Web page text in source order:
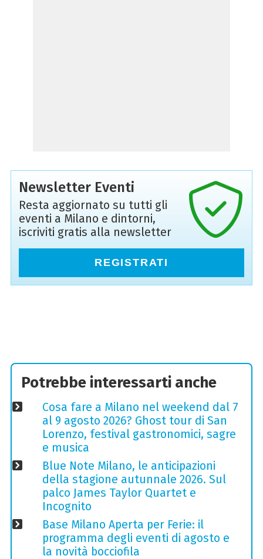
Newsletter Eventi
Resta aggiornato su tutti gli
eventi a Milano e dintorni,
iscriviti gratis alla newsletter
REGISTRATI
Potrebbe interessarti anche
Cosa fare a Milano nel weekend dal 7
al 9 agosto 2026? Ghost tour di San
Lorenzo, festival gastronomici, sagre
e musica
Blue Note Milano, le anticipazioni
della stagione autunnale 2026. Sul
palco James Taylor Quartet e
Incognito
Base Milano Aperta per Ferie: il
programma degli eventi di agosto e
la novità bocciofila